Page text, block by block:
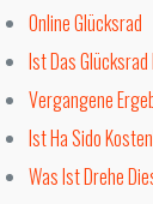
Online Glücksrad
Ist Das Glücksrad
Vergangene
Ist Ha Sido
Was Ist Drehe